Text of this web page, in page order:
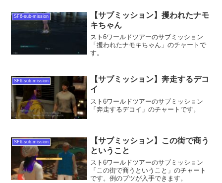
SF6-sub-mission
【サブミッション】攫われたナモ
キちゃん
スト6ワールドツアーのサブミッション
「攫われたナモキちゃん」のチャートで
す。
SF6-sub-mission
【サブミッション】奔走するデコ
イ
スト6ワールドツアーのサブミッション
「奔走するデコイ」のチャートです。
SF6-sub-mission
【サブミッション】この街で商う
ということ
スト6ワールドツアーのサブミッション
「この街で商うということ」のチャート
です。例のブツが入手できます。